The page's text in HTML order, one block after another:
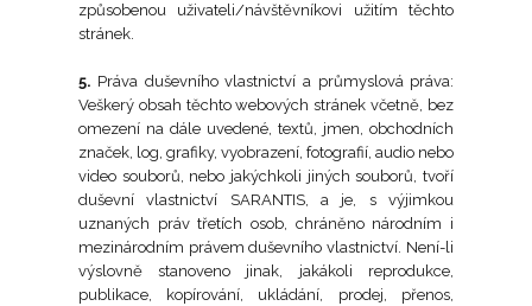
způsobenou uživateli/návštěvníkovi užitím těchto
stránek.
5. Práva duševního vlastnictví a průmyslová práva:
Veškerý obsah těchto webových stránek včetně, bez
omezení na dále uvedené, textů, jmen, obchodních
značek, log, grafiky, vyobrazení, fotografií, audio nebo
video souborů, nebo jakýchkoli jiných souborů, tvoří
duševní vlastnictví SARANTIS, a je, s výjimkou
uznaných práv třetích osob, chráněno národním i
mezinárodním právem duševního vlastnictví. Není-li
výslovně stanoveno jinak, jakákoli reprodukce,
publikace, kopírování, ukládání, prodej, přenos,